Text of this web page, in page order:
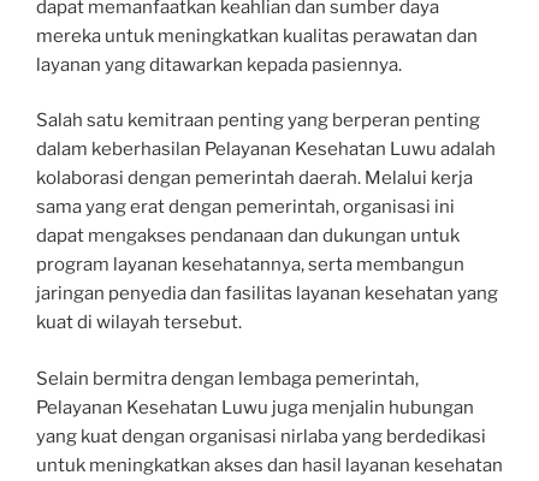
dapat memanfaatkan keahlian dan sumber daya
mereka untuk meningkatkan kualitas perawatan dan
layanan yang ditawarkan kepada pasiennya.
Salah satu kemitraan penting yang berperan penting
dalam keberhasilan Pelayanan Kesehatan Luwu adalah
kolaborasi dengan pemerintah daerah. Melalui kerja
sama yang erat dengan pemerintah, organisasi ini
dapat mengakses pendanaan dan dukungan untuk
program layanan kesehatannya, serta membangun
jaringan penyedia dan fasilitas layanan kesehatan yang
kuat di wilayah tersebut.
Selain bermitra dengan lembaga pemerintah,
Pelayanan Kesehatan Luwu juga menjalin hubungan
yang kuat dengan organisasi nirlaba yang berdedikasi
untuk meningkatkan akses dan hasil layanan kesehatan